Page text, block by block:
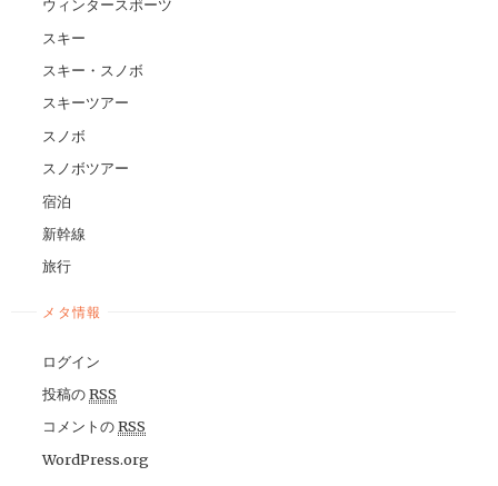
ウィンタースポーツ
スキー
スキー・スノボ
スキーツアー
スノボ
スノボツアー
宿泊
新幹線
旅行
メタ情報
ログイン
投稿のRSS
コメントのRSS
WordPress.org